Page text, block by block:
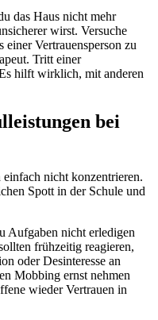
das Haus nicht mehr
wirst. Versuche
einer Vertrauensperson zu
Tritt einer
hilft wirklich, mit anderen
bei
nicht konzentrieren.
Spott in der Schule und
Aufgaben nicht erledigen
frühzeitig reagieren,
oder Desinteresse an
Mobbing ernst nehmen
wieder Vertrauen in